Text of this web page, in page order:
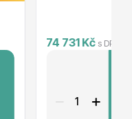
74 731 Kč s DPH